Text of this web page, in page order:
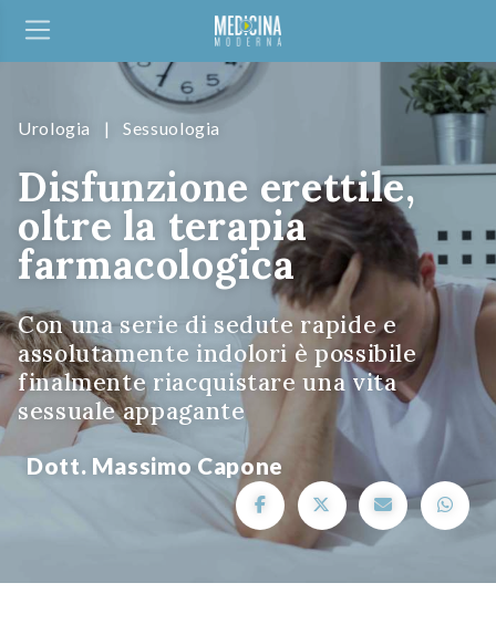
Urologia | Sessuologia
Disfunzione erettile,
oltre la terapia
farmacologica
Con una serie di sedute rapide e
assolutamente indolori è possibile
finalmente riacquistare una vita
sessuale appagante
Dott. Massimo Capone